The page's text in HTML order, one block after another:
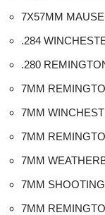
7X57MM
.284
.280
7MM
7MM
7MM
7MM
7MM
7MM